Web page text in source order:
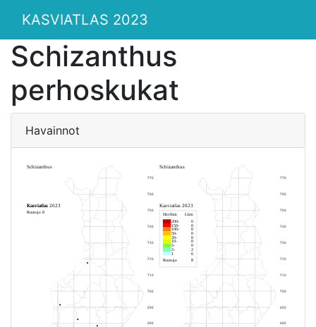
KASVIATLAS 2023
Schizanthus
perhoskukat
Havainnot